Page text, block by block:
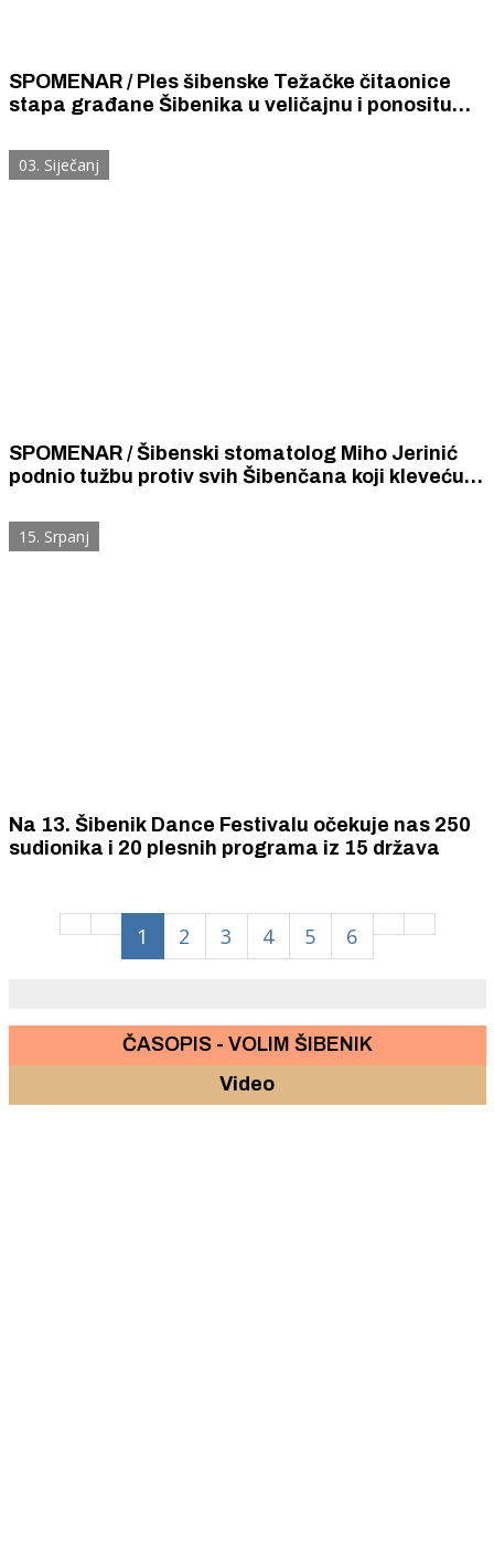
SPOMENAR / Ples šibenske Težačke čitaonice
stapa građane Šibenika u veličajnu i ponositu
inteligencije, radništva i poduzetnika.
03. Siječanj
SPOMENAR / Šibenski stomatolog Miho Jerinić
podnio tužbu protiv svih Šibenčana koji kleveću
Šibeniku nema zabave
15. Srpanj
Na 13. Šibenik Dance Festivalu očekuje nas 250
sudionika i 20 plesnih programa iz 15 država
1 2 3 4 5 6
ČASOPIS - VOLIM ŠIBENIK
Video